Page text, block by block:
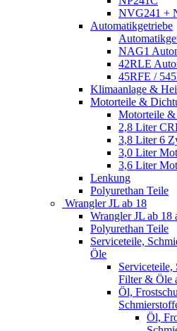
NVG241 +
Automatikgetriebe
NAG1
42RLE
45RFE /
Klimaanlage &
Motorteile &
Motorteile &
2,8 Liter
3,8 Liter 6
3,0 Liter
3,6 Liter
Lenkung
Polyurethan Teile
Wrangler JL ab 18
Wrangler JL ab 18
Polyurethan Teile
Serviceteile,
Öle
Serviceteile,
Filter & Öle
Öl,
Öl,